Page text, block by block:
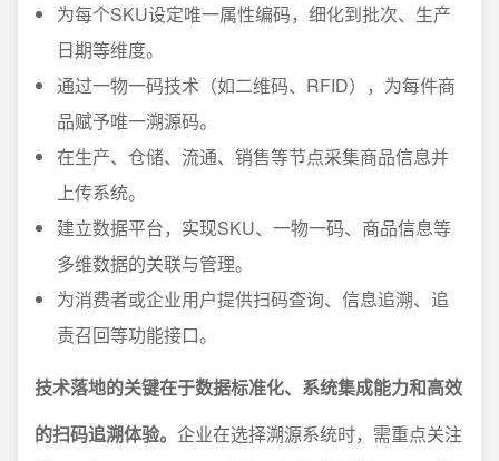
为每个SKU设定唯一属性编码，细化到批次、生产
日期等维度。
通过一物一码技术（如二维码、RFID），为每件商
品赋予唯一溯源码。
在生产、仓储、流通、销售等节点采集商品信息并
上传系统。
建立数据平台，实现SKU、一物一码、商品信息等
多维数据的关联与管理。
为消费者或企业用户提供扫码查询、信息追溯、追
责召回等功能接口。
技术落地的关键在于数据标准化、系统集成能力和高效
的扫码追溯体验。 企业在选择溯源系统时，需重点关注